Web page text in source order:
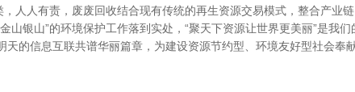
人人有责，废废回收结合现有传统的再生资源交易模式，整合产业
山银山”的环境保护工作落到实处，“聚天下资源让世界更美丽”是我
的信息互联共谱华丽篇章，为建设资源节约型、环境友好型社会奉